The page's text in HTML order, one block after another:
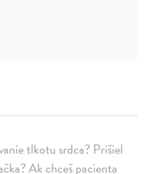
tlkotu srdca? Prišiel
Ak chceš pacienta